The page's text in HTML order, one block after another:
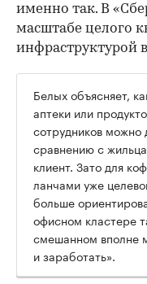
именно так. В
масштабе целого
инфраструктурой
Белых объясняет,
аптеки или
сотрудников можно
сравнению с
клиент. Зато для
ланчами уже
больше
офисном кластере
смешанном вполне
и заработать».